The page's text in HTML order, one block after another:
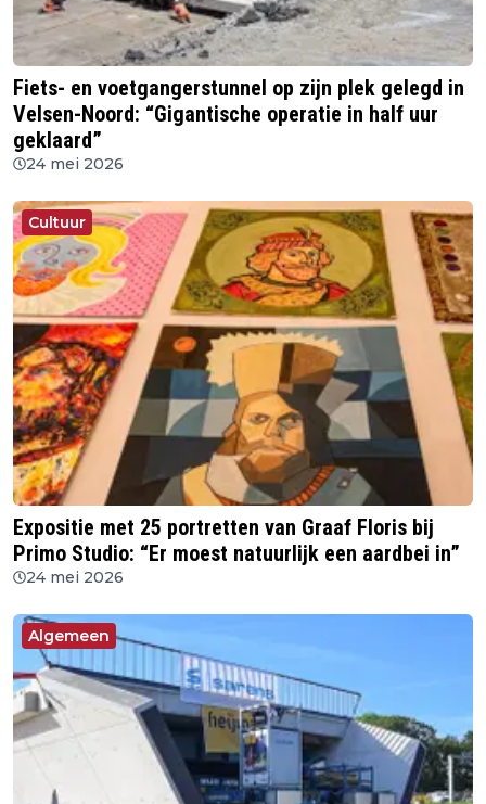
Fiets- en voetgangerstunnel op zijn plek gelegd in
Velsen-Noord: “Gigantische operatie in half uur
geklaard”
24 mei 2026
Cultuur
Expositie met 25 portretten van Graaf Floris bij
Primo Studio: “Er moest natuurlijk een aardbei in”
24 mei 2026
Algemeen